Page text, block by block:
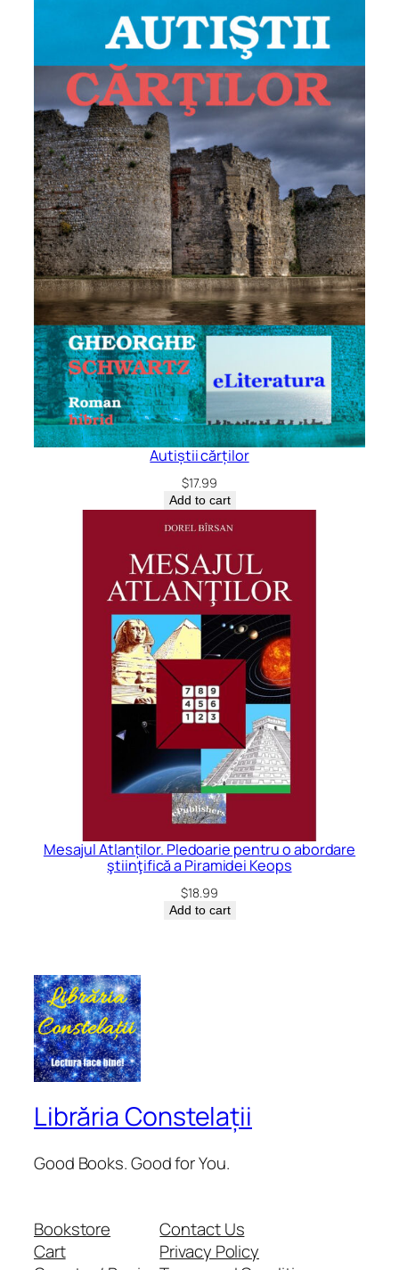
Autiștii cărților
$17.99
Add to cart
Mesajul Atlanților. Pledoarie pentru o abordare
ştiinţifică a Piramidei Keops
$18.99
Add to cart
Librăria Constelații
Good Books. Good for You.
Bookstore
Cart
Contact Us
Privacy Policy